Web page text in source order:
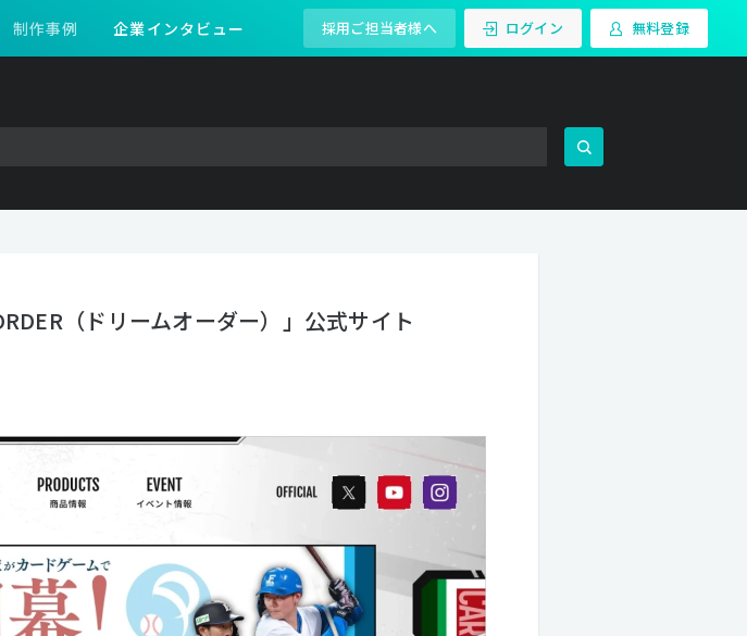
制作事例 企業インタビュー 採用ご担当者様へ ログイン 無料登録
（ドリームオーダー）」公式サイト